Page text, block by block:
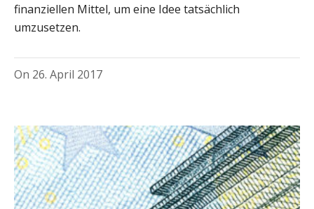
finanziellen Mittel, um eine Idee tatsächlich
umzusetzen.
On 26. April 2017